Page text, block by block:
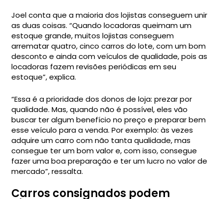
Joel conta que a maioria dos lojistas conseguem unir
as duas coisas. “Quando locadoras queimam um
estoque grande, muitos lojistas conseguem
arrematar quatro, cinco carros do lote, com um bom
desconto e ainda com veículos de qualidade, pois as
locadoras fazem revisões periódicas em seu
estoque”, explica.
“Essa é a prioridade dos donos de loja: prezar por
qualidade. Mas, quando não é possível, eles vão
buscar ter algum benefício no preço e preparar bem
esse veículo para a venda. Por exemplo: às vezes
adquire um carro com não tanta qualidade, mas
consegue ter um bom valor e, com isso, consegue
fazer uma boa preparação e ter um lucro no valor de
mercado”, ressalta.
Carros consignados podem